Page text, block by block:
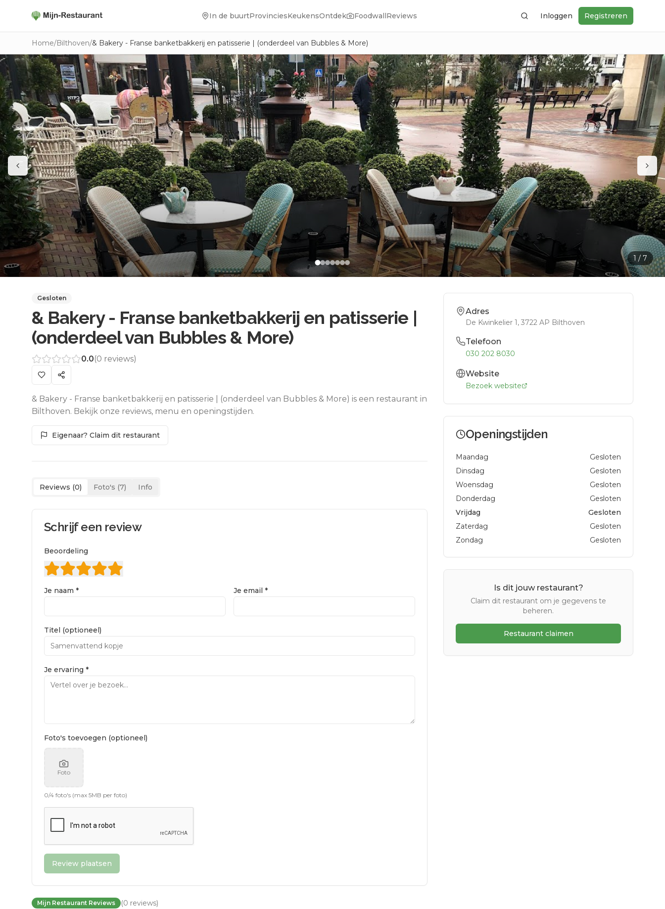
In de buurtProvinciesKeukensOntdek FoodwallReviews ZoekenInloggen Registreren
Home/Bilthoven/& Bakery - Franse banketbakkerij en patisserie | (onderdeel van Bubbles & More)
1 / 7
Gesloten
& Bakery - Franse banketbakkerij en patisserie |
(onderdeel van Bubbles & More)
0.0(0 reviews)
& Bakery - Franse banketbakkerij en patisserie | (onderdeel van Bubbles & More) is een restaurant in
Bilthoven. Bekijk onze reviews, menu en openingstijden.
Eigenaar? Claim dit restaurant
Reviews (0) Foto's (7) Info
Schrijf een review
Beoordeling
Je naam * Je email *
Titel (optioneel)
Je ervaring *
Foto's toevoegen (optioneel)
Foto
0/4 foto's (max 5MB per foto)
Review plaatsen
Mijn Restaurant Reviews (0 reviews)
Adres
De Kwinkelier 1, 3722 AP Bilthoven
Telefoon
030 202 8030
Website
Bezoek website
Openingstijden
Maandag
Gesloten
Dinsdag
Gesloten
Woensdag
Gesloten
Donderdag
Gesloten
Vrijdag
Gesloten
Zaterdag
Gesloten
Zondag
Gesloten
Is dit jouw restaurant?
Claim dit restaurant om je gegevens te
beheren.
Restaurant claimen